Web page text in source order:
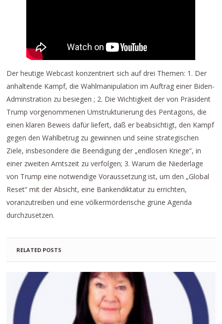
Der heutige Webcast konzentriert sich auf drei Themen: 1. Der
anhaltende Kampf, die Wahlmanipulation im Auftrag einer Biden-
Adminstration zu besiegen ; 2. Die Wichtigkeit der von Präsident
Trump vorgenommenen Umstrukturierung des Pentagons, die
einen klaren Beweis dafür liefert, daß er beabsichtigt, den Kampf
gegen den Wahlbetrug zu gewinnen und seine strategischen
Ziele, insbesondere die Beendigung der „endlosen Kriege“, in
einer zweiten Amtszeit zu verfolgen; 3. Warum die Niederlage
von Trump eine notwendige Voraussetzung ist, um den „Global
Reset“ mit der Absicht, eine Bankendiktatur zu errichten,
voranzutreiben und eine völkermörderische grüne Agenda
durchzusetzen.
RELATED POSTS